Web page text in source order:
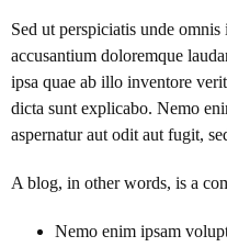
Sed ut perspiciatis unde
accusantium doloremque
ipsa quae ab illo inventore
dicta sunt explicabo. Nemo
aspernatur aut odit aut fugit,
A blog, in other words, is a
Nemo enim ipsam